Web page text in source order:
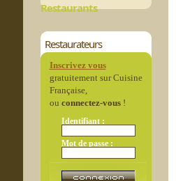
Restaurants
Restaurateurs
Inscrivez vous
gratuitement sur Cuisine
Française,
ou connectez-vous!
Identifiant :
Mot de passe :